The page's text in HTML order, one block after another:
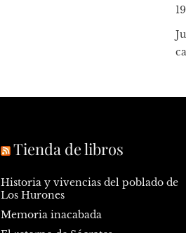
Tienda de libros
Historia y vivencias del poblado de
Los Hurones
Memoria inacabada